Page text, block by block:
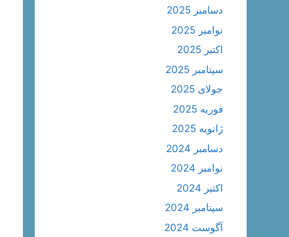
دسامبر 2025
نوامبر 2025
اکتبر 2025
سپتامبر 2025
جولای 2025
فوریه 2025
ژانویه 2025
دسامبر 2024
نوامبر 2024
اکتبر 2024
سپتامبر 2024
آگوست 2024